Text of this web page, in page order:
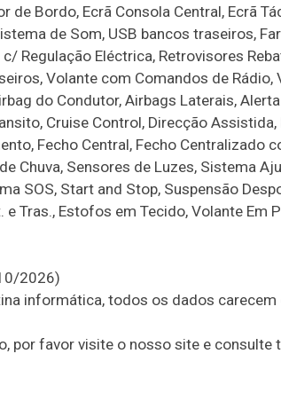
de Bordo, Ecrã Consola Central, Ecrã
de Som, USB bancos traseiros,
Regulação Eléctrica, Retrovisores
Volante com Comandos de Rádio,
do Condutor, Airbags Laterais,
Cruise Control, Direcção Assistida,
Fecho Central, Fecho Centralizado
Chuva, Sensores de Luzes, Sistema
SOS, Start and Stop, Suspensão
Tras., Estofos em Tecido, Volante Em
2026)
informática, todos os dados
por favor visite o nosso site e consulte